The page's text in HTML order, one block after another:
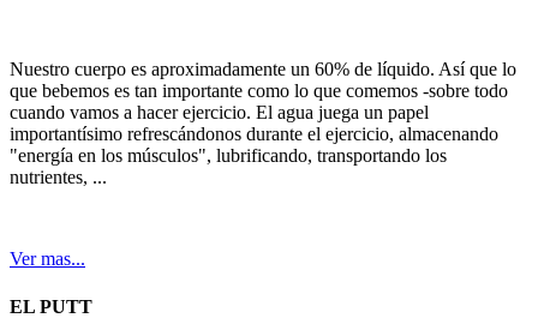
Nuestro cuerpo es aproximadamente un 60% de líquido. Así que lo
que bebemos es tan importante como lo que comemos -sobre todo
cuando vamos a hacer ejercicio. El agua juega un papel
importantísimo refrescándonos durante el ejercicio, almacenando
"energía en los músculos", lubrificando, transportando los
nutrientes, ...
Ver mas...
EL PUTT